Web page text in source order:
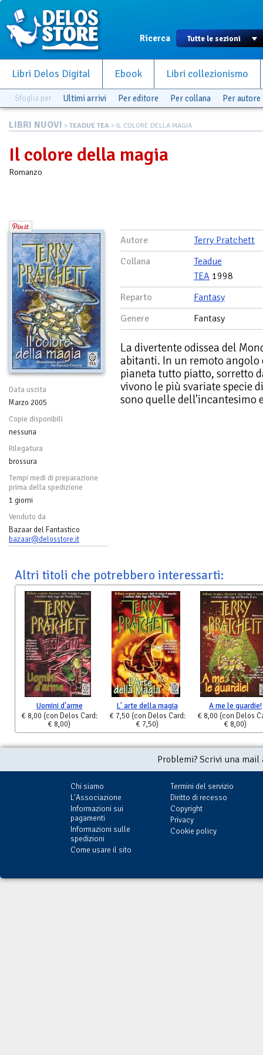
Ricerca
Libri Delos Digital Ebook Libri collezionismo
Sfoglia per Ultimi arrivi Per editore Per collana Per autore
LIBRI NUOVI > TEADUE TEA > IL COLORE DELLA MAGIA
Il colore della magia
Romanzo
Data uscita
Marzo 2005
Copie disponibili
nessuna
Rilegatura
brossura
Tempi medi di preparazione
prima della spedizione
1 giorni
Venduto da
Bazaar del Fantastico
bazaar@delosstore.it
Autore
Terry Pratchett
Collana
Teadue
TEA 1998
Reparto
Fantasy
Genere
Fantasy
La divertente odissea del
abitanti. In un remoto
pianeta tutto piatto, sorretto
vivono le più svariate specie
sono quelle dell'incantesimo
Altri titoli che potrebbero interessarti:
Uomini d'arme
€ 8,00 (con Delos Card:
€ 8,00)
L' arte della magia
€ 7,50 (con Delos Card:
€ 7,50)
A me le guardie!
€ 8,00 (con Delos
€ 8,00)
Problemi? Scrivi una
Chi siamo
L'Associazione
Informazioni sui
pagamenti
Informazioni sulle
spedizioni
Come usare il sito
Termini del servizio
Diritto di recesso
Copyright
Privacy
Cookie policy